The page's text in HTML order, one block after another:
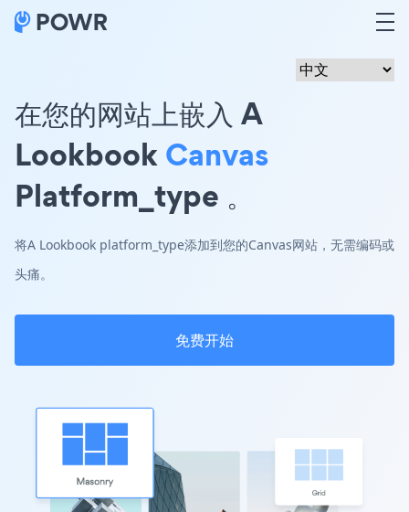
在您的网站上嵌入 A
LookbookCanvas
Platform_type 。
将A Lookbook platform_type添加到您的Canvas网站，无需编码或
头痛。
免费开始